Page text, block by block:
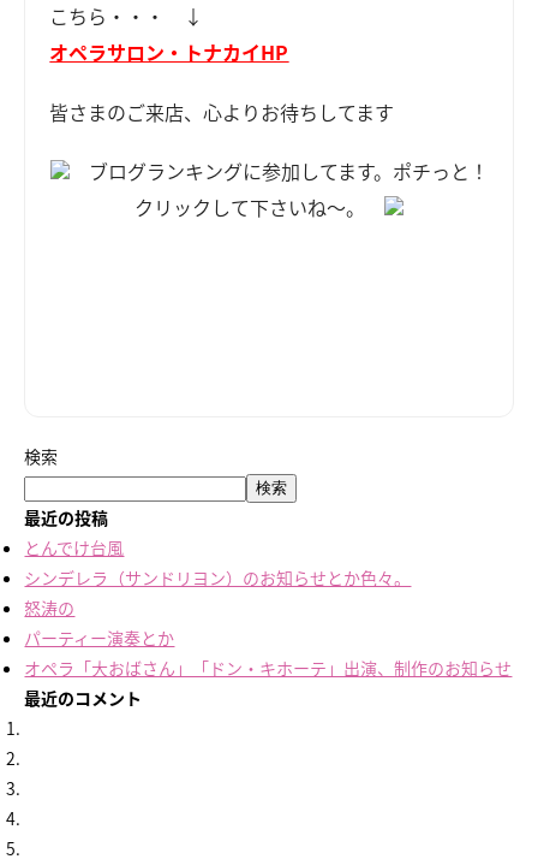
こちら・・・ ↓
オペラサロン・トナカイHP
皆さまのご来店、心よりお待ちしてます
ブログランキングに参加してます。ポチっと！
クリックして下さいね～。
検索
検索
最近の投稿
とんでけ台風
シンデレラ（サンドリヨン）のお知らせとか色々。
怒涛の
パーティー演奏とか
オペラ「大おばさん」「ドン・キホーテ」出演、制作のお知らせ
最近のコメント